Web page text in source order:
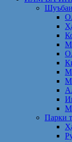
Парки